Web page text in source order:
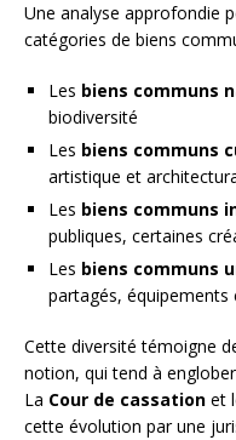
Une analyse approfondie
catégories de biens
Les biens communs
biodiversité
Les biens communs
artistique et
Les biens communs
publiques, certaines
Les biens communs
partagés, équipements
Cette diversité témoigne
notion, qui tend à
La Cour de cassation et
cette évolution par une